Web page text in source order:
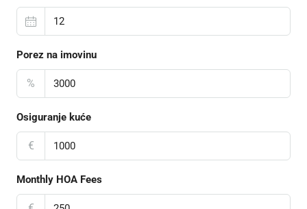
Porez na imovinu
%
Osiguranje kuće
€
Monthly HOA Fees